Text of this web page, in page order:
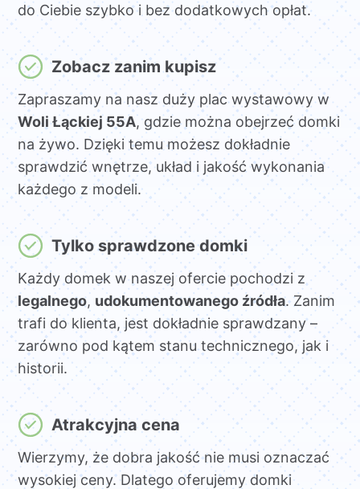
do Ciebie szybko i bez dodatkowych opłat.
Zobacz zanim kupisz
Zapraszamy na nasz duży plac wystawowy w
Woli Łąckiej 55A, gdzie można obejrzeć domki
na żywo. Dzięki temu możesz dokładnie
sprawdzić wnętrze, układ i jakość wykonania
każdego z modeli.
Tylko sprawdzone domki
Każdy domek w naszej ofercie pochodzi z
legalnego, udokumentowanego źródła. Zanim
trafi do klienta, jest dokładnie sprawdzany –
zarówno pod kątem stanu technicznego, jak i
historii.
Atrakcyjna cena
Wierzymy, że dobra jakość nie musi oznaczać
wysokiej ceny. Dlatego oferujemy domki